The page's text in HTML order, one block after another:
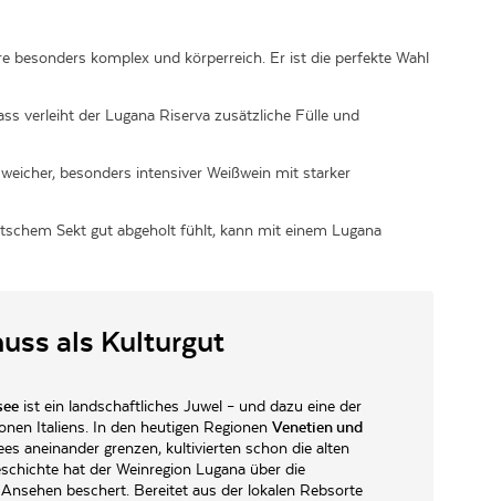
besonders komplex und körperreich. Er ist die perfekte Wahl
verleiht der Lugana Riserva zusätzliche Fülle und
besonders intensiver Weißwein mit starker
Sekt gut abgeholt fühlt, kann mit einem Lugana
als Kulturgut
ist ein landschaftliches Juwel – und dazu eine der
Italiens. In den heutigen Regionen Venetien und
aneinander grenzen, kultivierten schon die alten
hat der Weinregion Lugana über die
beschert. Bereitet aus der lokalen Rebsorte